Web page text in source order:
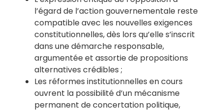
l’égard de l’action gouvernementale reste
compatible avec les nouvelles exigences
constitutionnelles, dès lors qu’elle s’inscrit
dans une démarche responsable,
argumentée et assortie de propositions
alternatives crédibles ;
Les réformes institutionnelles en cours
ouvrent la possibilité d’un mécanisme
permanent de concertation politique,